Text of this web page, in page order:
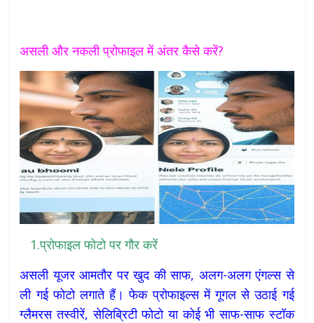
असली और नकली प्रोफाइल में अंतर कैसे करें?
1.प्रोफाइल फोटो पर गौर करें
असली यूजर आमतौर पर खुद की साफ, अलग-अलग एंगल्स से
ली गई फोटो लगाते हैं। फेक प्रोफाइल्स में गूगल से उठाई गई
ग्लैमरस तस्वीरें, सेलिब्रिटी फोटो या कोई भी साफ-साफ स्टॉक